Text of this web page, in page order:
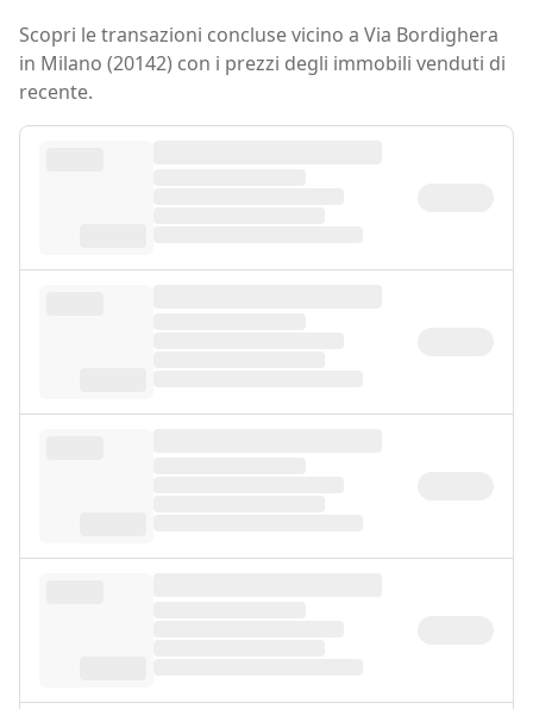
Scopri le transazioni concluse vicino a Via Bordighera
in Milano (20142) con i prezzi degli immobili venduti di
recente.